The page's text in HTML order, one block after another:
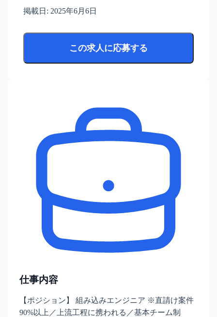
掲載日: 2025年6月6日
この求人に応募する
仕事内容
【ポジション】 組み込みエンジニア ※直請け案件
90%以上／上流工程に携われる／基本チーム制